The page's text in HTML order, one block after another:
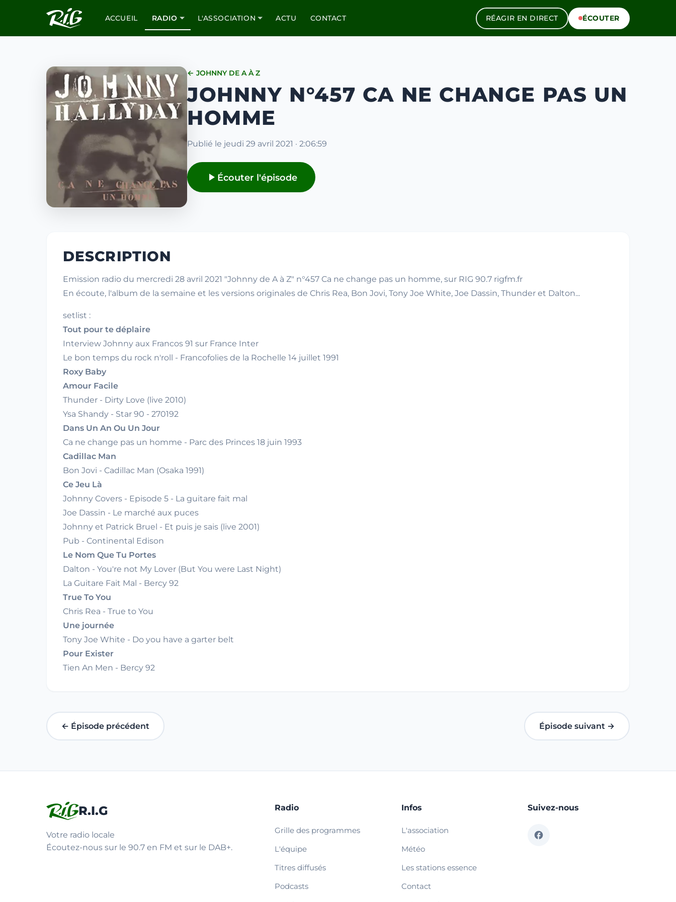
ACCUEIL RADIO L'ASSOCIATION ACTU CONTACT RÉAGIR EN DIRECT ÉCOUTER
← JOHNNY DE A À Z
JOHNNY N°457 CA NE CHANGE PAS UN
HOMME
Publié le jeudi 29 avril 2021 · 2:06:59
Écouter l'épisode
DESCRIPTION
Emission radio du mercredi 28 avril 2021 "Johnny de A à Z" n°457 Ca ne change pas un homme, sur RIG 90.7 rigfm.fr
En écoute, l'album de la semaine et les versions originales de Chris Rea, Bon Jovi, Tony Joe White, Joe Dassin, Thunder et Dalton...
setlist :
Tout pour te déplaire
Interview Johnny aux Francos 91 sur France Inter
Le bon temps du rock n'roll - Francofolies de la Rochelle 14 juillet 1991
Roxy Baby
Amour Facile
Thunder - Dirty Love (live 2010)
Ysa Shandy - Star 90 - 270192
Dans Un An Ou Un Jour
Ca ne change pas un homme - Parc des Princes 18 juin 1993
Cadillac Man
Bon Jovi - Cadillac Man (Osaka 1991)
Ce Jeu Là
Johnny Covers - Episode 5 - La guitare fait mal
Joe Dassin - Le marché aux puces
Johnny et Patrick Bruel - Et puis je sais (live 2001)
Pub - Continental Edison
Le Nom Que Tu Portes
Dalton - You're not My Lover (But You were Last Night)
La Guitare Fait Mal - Bercy 92
True To You
Chris Rea - True to You
Une journée
Tony Joe White - Do you have a garter belt
Pour Exister
Tien An Men - Bercy 92
← Épisode précédent Épisode suivant →
R.I.G
Votre radio locale
Écoutez-nous sur le 90.7 en FM et sur le DAB+.
Radio
Grille des programmes
L'équipe
Titres diffusés
Podcasts
Infos
L'association
Météo
Les stations essence
Contact
Suivez-nous